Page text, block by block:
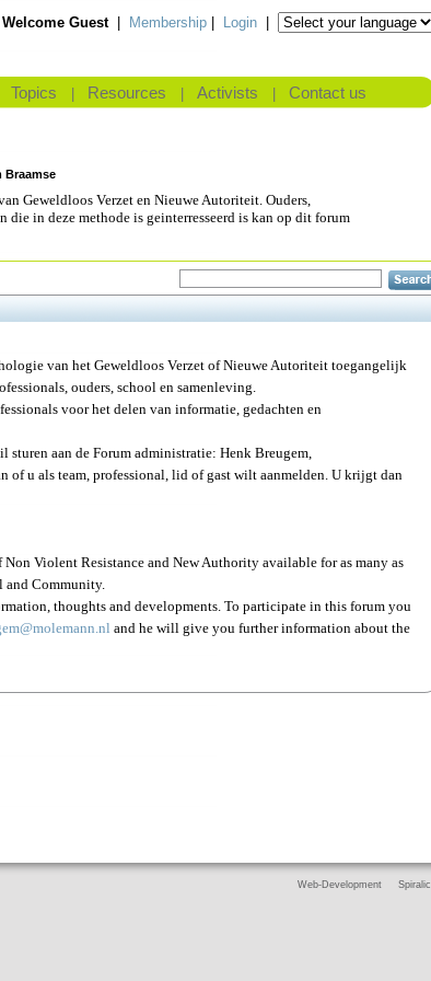
Welcome Guest| Membership Login
Topics Resources Activists Contact us
Braamse
Geweldloos Verzet en Nieuwe Autoriteit. Ouders,
die in deze methode is geinterresseerd is kan op dit forum
van het Geweldloos Verzet of Nieuwe Autoriteit toegangelijk
ouders, school en samenleving.
voor het delen van informatie, gedachten en
sturen aan de Forum administratie: Henk Breugem,
of u als team, professional, lid of gast wilt aanmelden. U krijgt dan
Violent Resistance and New Authority available for as many as
and Community.
thoughts and developments. To participate in this forum you
and he will give you further information about the
Web-Development Spiralic